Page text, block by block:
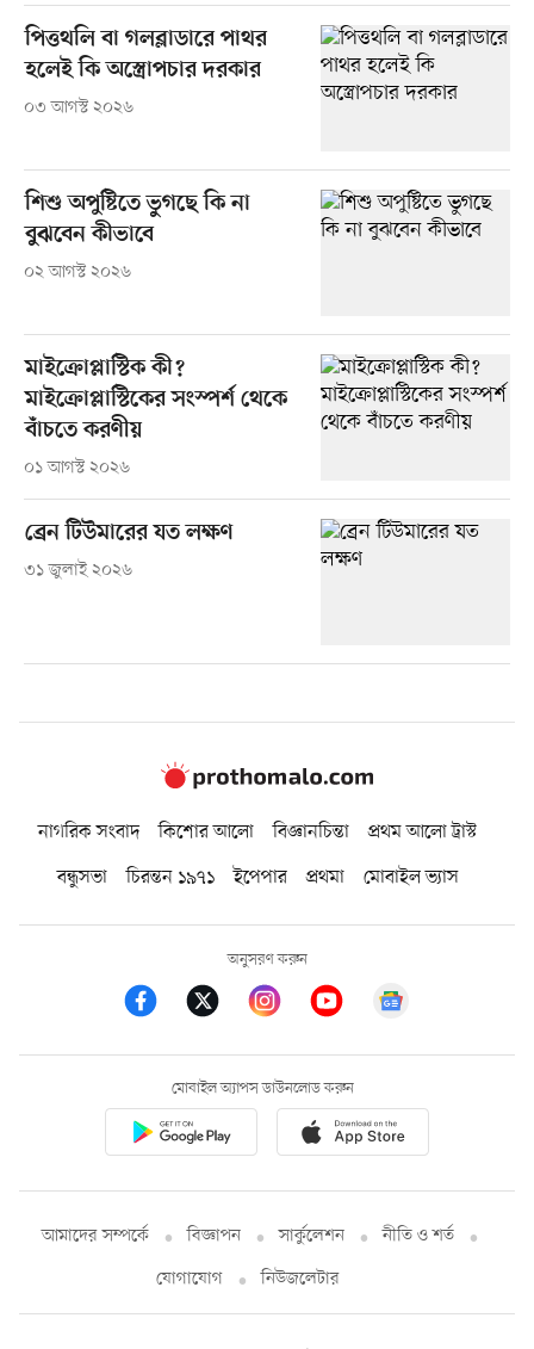
পিত্তথলি বা গলব্লাডারে পাথর
হলেই কি অস্ত্রোপচার দরকার
০৩ আগস্ট ২০২৬
শিশু অপুষ্টিতে ভুগছে কি না
বুঝবেন কীভাবে
০২ আগস্ট ২০২৬
মাইক্রোপ্লাস্টিক কী?
মাইক্রোপ্লাস্টিকের সংস্পর্শ থেকে
বাঁচতে করণীয়
০১ আগস্ট ২০২৬
ব্রেন টিউমারের যত লক্ষণ
৩১ জুলাই ২০২৬
নাগরিক সংবাদ কিশোর আলো বিজ্ঞানচিন্তা
প্রথম আলো ট্রাস্ট
বন্ধুসভা
চিরন্তন ১৯৭১ ইপেপার প্রথমা মোবাইল ভ্যাস
অনুসরণ করুন
মোবাইল অ্যাপস ডাউনলোড করুন
আমাদের সম্পর্কে বিজ্ঞাপন সার্কুলেশন
নীতি ও শর্ত
যোগাযোগ
নিউজলেটার